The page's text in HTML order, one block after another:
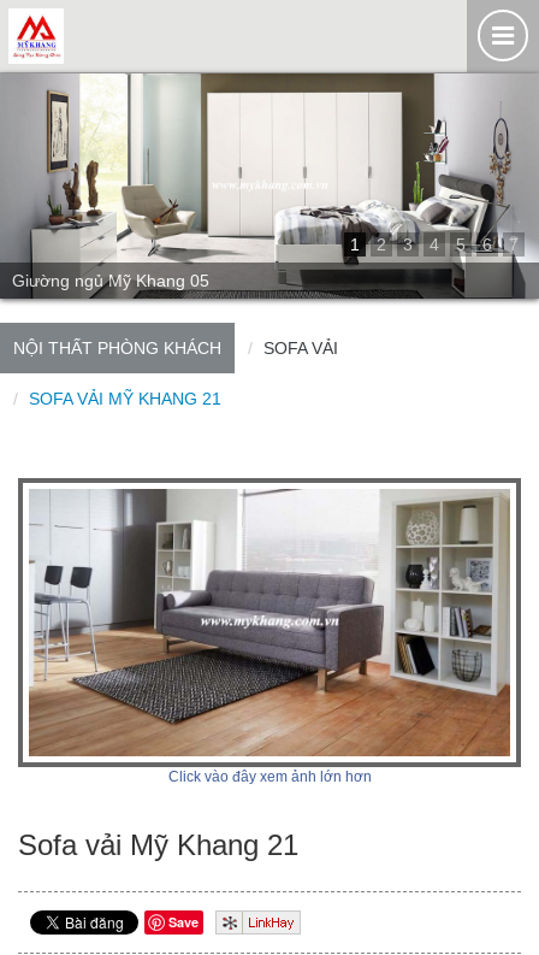
Giường ngủ Mỹ Khang 05
1 2 3 4 5 6 7
NỘI THẤT PHÒNG KHÁCH SOFA VẢI
SOFA VẢI MỸ KHANG 21
Click vào đây xem ảnh lớn hơn
Sofa vải Mỹ Khang 21
Save